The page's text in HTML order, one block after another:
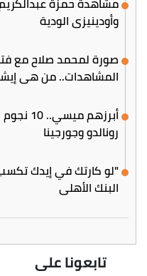
وأودينيزي الودية
صورة لمحمد صلاح مع
المشاهدات.. من هي
رونالدو وجورجينا
البنك الأهلي
تابعونا على